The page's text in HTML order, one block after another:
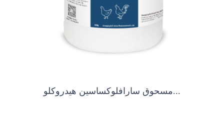
مسحوق سارافلوكساسين هيدروكلو...